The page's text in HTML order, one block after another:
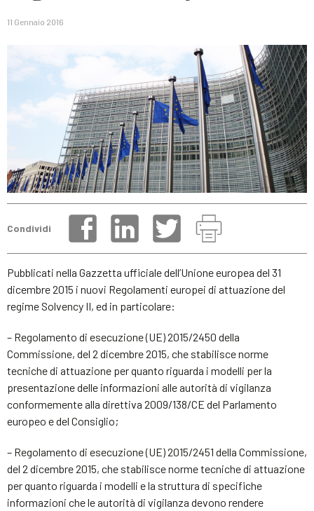
11 Gennaio 2016
Condividi
Pubblicati nella Gazzetta ufficiale dell’Unione europea del 31
dicembre 2015 i nuovi Regolamenti europei di attuazione del
regime Solvency II, ed in particolare:
– Regolamento di esecuzione (UE) 2015/2450 della
Commissione, del 2 dicembre 2015, che stabilisce norme
tecniche di attuazione per quanto riguarda i modelli per la
presentazione delle informazioni alle autorità di vigilanza
conformemente alla direttiva 2009/138/CE del Parlamento
europeo e del Consiglio;
– Regolamento di esecuzione (UE) 2015/2451 della Commissione,
del 2 dicembre 2015, che stabilisce norme tecniche di attuazione
per quanto riguarda i modelli e la struttura di specifiche
informazioni che le autorità di vigilanza devono rendere